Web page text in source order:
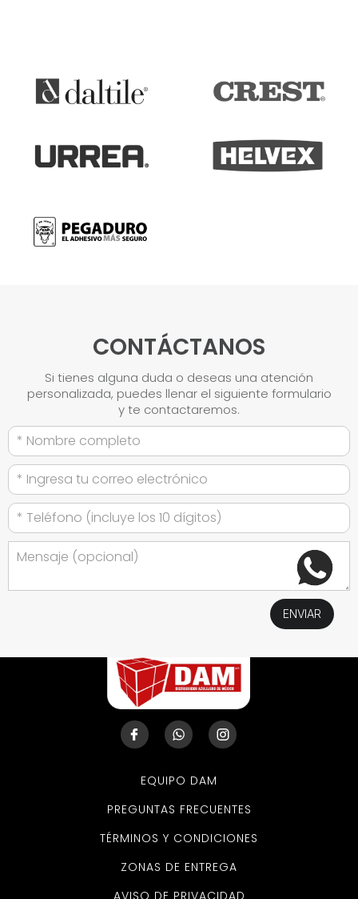
CONTÁCTANOS
Si tienes alguna duda o deseas una atención
personalizada, puedes llenar el siguiente formulario
y te contactaremos.
EQUIPO DAM
PREGUNTAS FRECUENTES
TÉRMINOS Y CONDICIONES
ZONAS DE ENTREGA